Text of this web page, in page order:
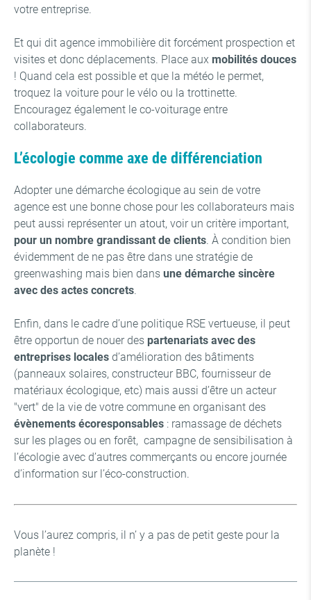
votre entreprise.
Et qui dit agence immobilière dit forcément prospection et
visites et donc déplacements. Place aux mobilités douces
! Quand cela est possible et que la météo le permet,
troquez la voiture pour le vélo ou la trottinette.
Encouragez également le co-voiturage entre
collaborateurs.
L’écologie comme axe de différenciation
Adopter une démarche écologique au sein de votre
agence est une bonne chose pour les collaborateurs mais
peut aussi représenter un atout, voir un critère important,
pour un nombre grandissant de clients. À condition bien
évidemment de ne pas être dans une stratégie de
greenwashing mais bien dans une démarche sincère
avec des actes concrets.
Enfin, dans le cadre d’une politique RSE vertueuse, il peut
être opportun de nouer des partenariats avec des
entreprises locales d’amélioration des bâtiments
(panneaux solaires, constructeur BBC, fournisseur de
matériaux écologique, etc) mais aussi d’être un acteur
"vert" de la vie de votre commune en organisant des
évènements écoresponsables : ramassage de déchets
sur les plages ou en forêt, campagne de sensibilisation à
l’écologie avec d’autres commerçants ou encore journée
d’information sur l’éco-construction.
Vous l’aurez compris, il n’ y a pas de petit geste pour la
planète !